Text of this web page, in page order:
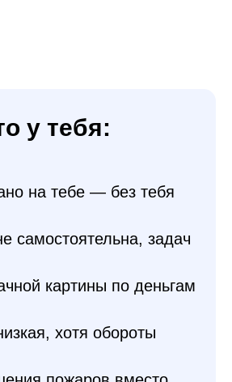
у тебя:
на тебе — без тебя
самостоятельна, задач
картины по деньгам
хотя обороты